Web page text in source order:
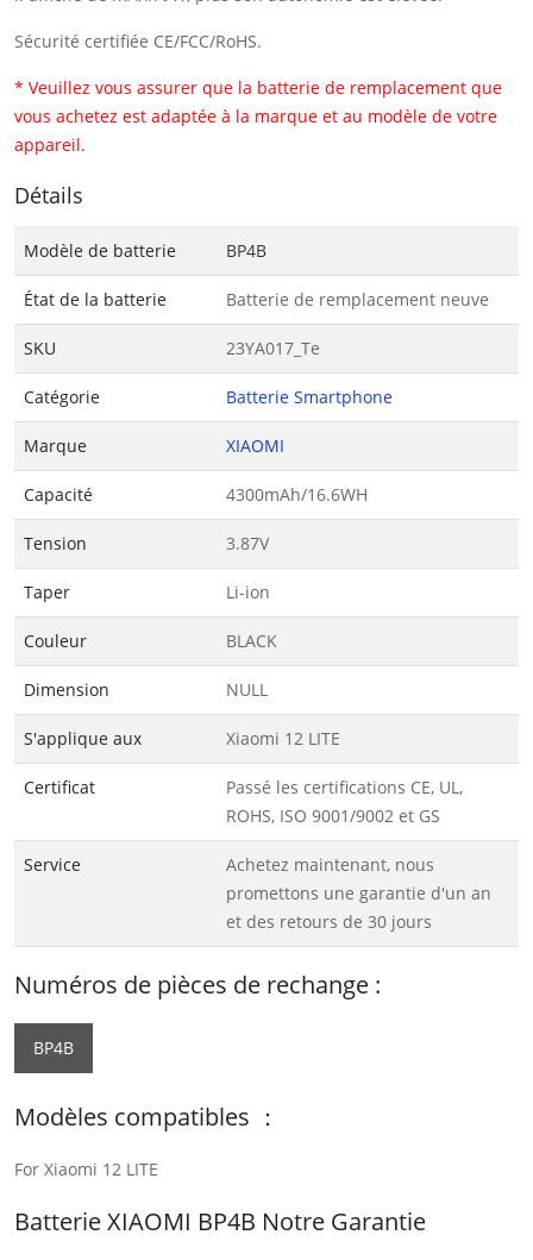
Sécurité certifiée CE/FCC/RoHS.
* Veuillez vous assurer que la batterie de remplacement que
vous achetez est adaptée à la marque et au modèle de votre
appareil.
Détails
Modèle de batterie BP4B
État de la batterie Batterie de remplacement neuve
SKU 23YA017_Te
Catégorie Batterie Smartphone
Marque XIAOMI
Capacité 4300mAh/16.6WH
Tension 3.87V
Taper Li-ion
Couleur BLACK
Dimension NULL
S'applique aux Xiaomi 12 LITE
Certificat
Passé les certifications CE, UL,
ROHS, ISO 9001/9002 et GS
Service
Achetez maintenant, nous
promettons une garantie d'un an
et des retours de 30 jours
Numéros de pièces de rechange :
BP4B
Modèles compatibles ：
For Xiaomi 12 LITE
Batterie XIAOMI BP4B Notre Garantie